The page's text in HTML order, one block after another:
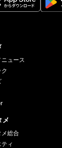
ニュース
メ
総合
ィ